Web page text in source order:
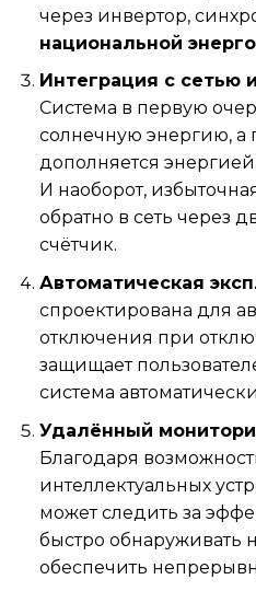
через инвертор,
национальной
Интеграция с сетью
Система в первую
солнечную энергию, а
дополняется
И наоборот,
обратно в сеть через
счётчик.
Автоматическая
спроектирована для
отключения при
защищает
система
Удалённый
Благодаря
интеллектуальных
может следить за
быстро обнаруживать
обеспечить